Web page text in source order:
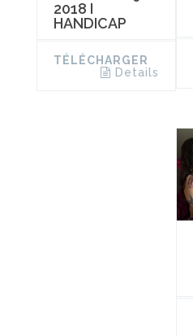
2018 I
HANDICAP
TÉLÉCHARGER
Details